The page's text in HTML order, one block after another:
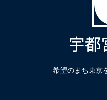
希望のまち東京